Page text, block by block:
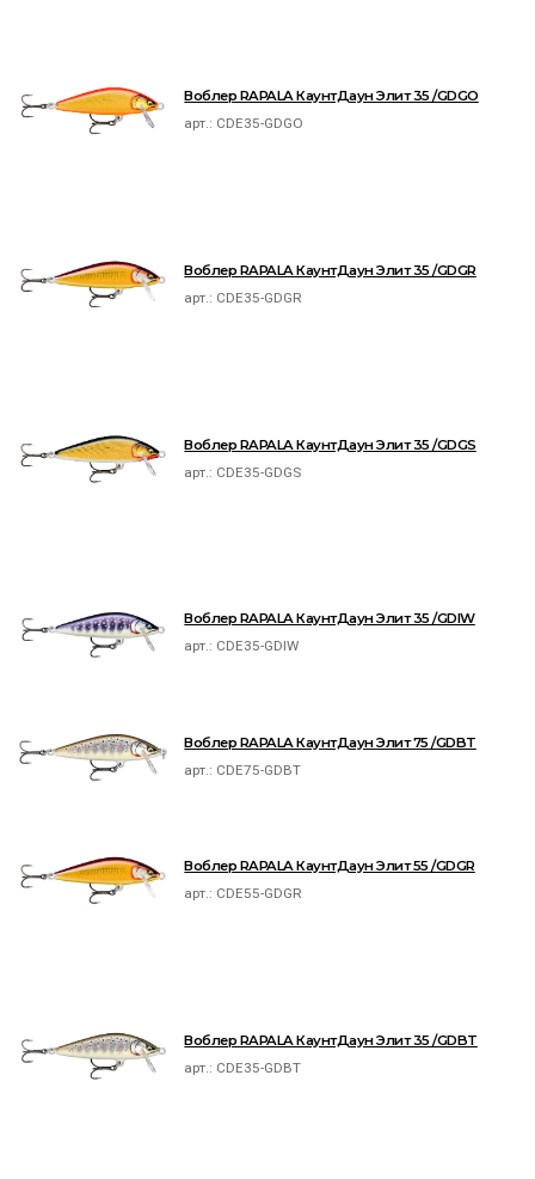
Воблер RAPALA КаунтДаун Элит 35 /GDGO
арт.: CDE35-GDGO
Воблер RAPALA КаунтДаун Элит 35 /GDGR
арт.: CDE35-GDGR
Воблер RAPALA КаунтДаун Элит 35 /GDGS
арт.: CDE35-GDGS
Воблер RAPALA КаунтДаун Элит 35 /GDIW
арт.: CDE35-GDIW
Воблер RAPALA КаунтДаун Элит 75 /GDBT
арт.: CDE75-GDBT
Воблер RAPALA КаунтДаун Элит 55 /GDGR
арт.: CDE55-GDGR
Воблер RAPALA КаунтДаун Элит 35 /GDBT
арт.: CDE35-GDBT